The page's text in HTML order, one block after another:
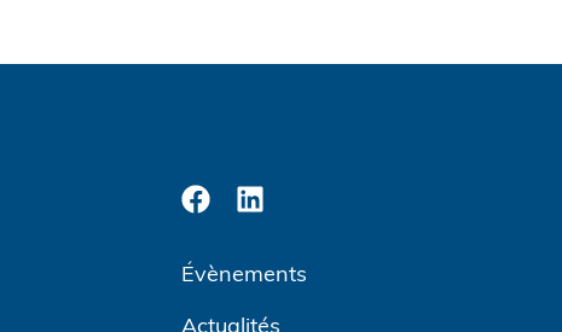
Évènements